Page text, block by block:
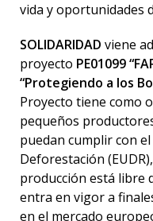
vida y oportunidades
SOLIDARIDAD viene
proyecto PE01099
“Protegiendo a los
Proyecto tiene como
pequeños
puedan cumplir con
Deforestación
producción está libre
entra en vigor a
en el mercado